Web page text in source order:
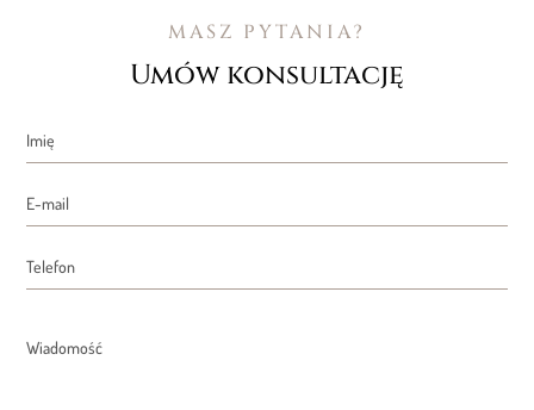
MASZ PYTANIA?
Umów konsultację